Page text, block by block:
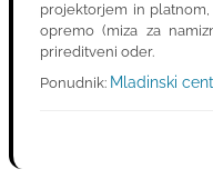
projektorjem in
opremo (miza za
prireditveni oder.
Ponudnik: Mladinski